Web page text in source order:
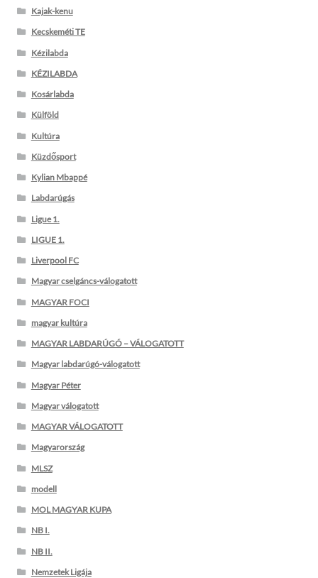
Kajak-kenu
Kecskeméti TE
Kézilabda
KÉZILABDA
Kosárlabda
Külföld
Kultúra
Küzdősport
Kylian Mbappé
Labdarúgás
Ligue 1.
LIGUE 1.
Liverpool FC
Magyar cselgáncs-válogatott
MAGYAR FOCI
magyar kultúra
MAGYAR LABDARÚGÓ – VÁLOGATOTT
Magyar labdarúgó-válogatott
Magyar Péter
Magyar válogatott
MAGYAR VÁLOGATOTT
Magyarország
MLSZ
modell
MOL MAGYAR KUPA
NB I.
NB II.
Nemzetek Ligája